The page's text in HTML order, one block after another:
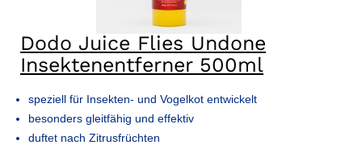
Dodo Juice Flies Undone
Insektenentferner 500ml
speziell für Insekten- und Vogelkot entwickelt
besonders gleitfähig und effektiv
duftet nach Zitrusfrüchten